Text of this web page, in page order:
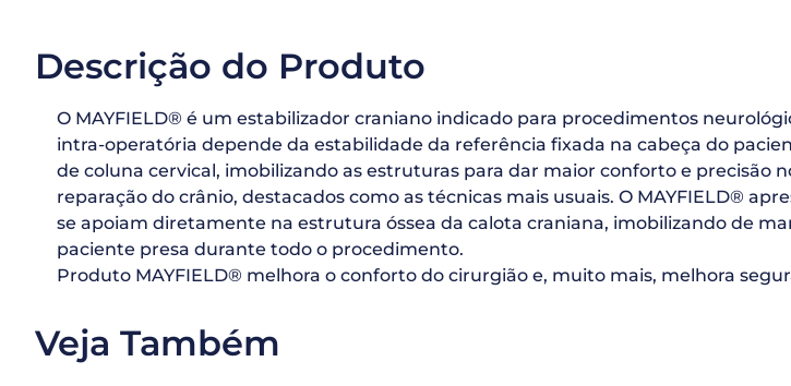
Descrição do Produto
O MAYFIELD® é um estabilizador craniano indicado para procedimentos
intra-operatória depende da estabilidade da referência fixada na cabeça do
de coluna cervical, imobilizando as estruturas para dar maior conforto e precisão
reparação do crânio, destacados como as técnicas mais usuais. O MAYFIELD®
se apoiam diretamente na estrutura óssea da calota craniana, imobilizando de
paciente presa durante todo o procedimento.
Produto MAYFIELD® melhora o conforto do cirurgião e, muito mais, melhora
Veja Também